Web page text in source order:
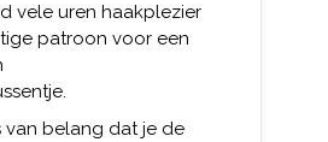
vele uren haakplezier
patroon voor een
van belang dat je de